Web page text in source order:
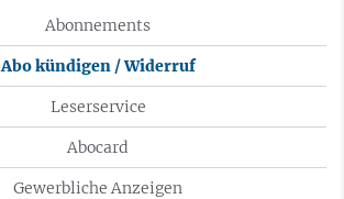
Abonnements
Abo kündigen / Widerruf
Leserservice
Abocard
Gewerbliche Anzeigen